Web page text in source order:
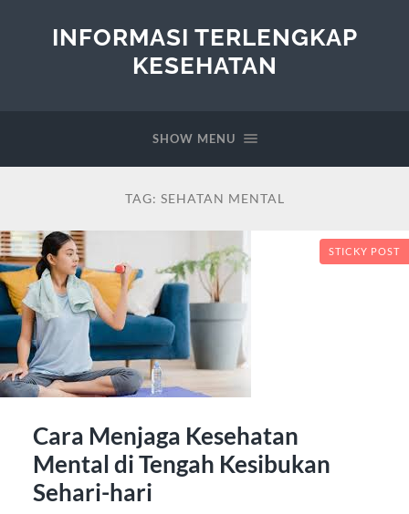
INFORMASI TERLENGKAP
KESEHATAN
SHOW MENU
TAG: SEHATAN MENTAL
STICKY POST
Cara Menjaga Kesehatan
Mental di Tengah Kesibukan
Sehari-hari